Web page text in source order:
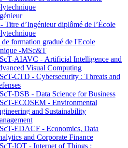
Titre d’Ingénieur diplômé de l’École
formation gradué de l'Ecole
-MSc&T
AIAVC - Artificial Intelligence and
Visual Computing
CTD - Cybersecurity : Threats and
DSB - Data Science for Business
ECOSEM - Environmental
and Sustainability
EDACF - Economics, Data
and Corporate Finance
IOT - Internet of Things :